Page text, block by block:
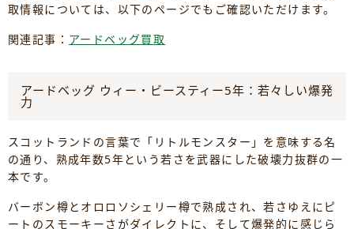
取情報については、以下のページでもご確認いただけます。
関連記事： アードベッグ買取
アードベッグ ウィー・ビースティー5年：若々しい爆発
力
スコットランドの言葉で「リトルモンスター」を意味する名
の通り、熟成年数5年という若さを武器にした破壊力抜群の一
本です。
バーボン樽とオロロソシェリー樽で熟成され、若さゆえにピ
ートのスモーキーさがダイレクトに、そして爆発的に感じら